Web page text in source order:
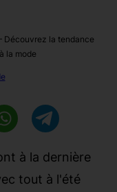
Découvrez la tendance
la mode
à la dernière
tout à l'été